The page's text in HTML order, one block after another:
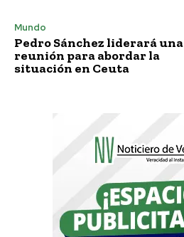
Mundo
Pedro Sánchez liderará una
reunión para abordar la
situación en Ceuta